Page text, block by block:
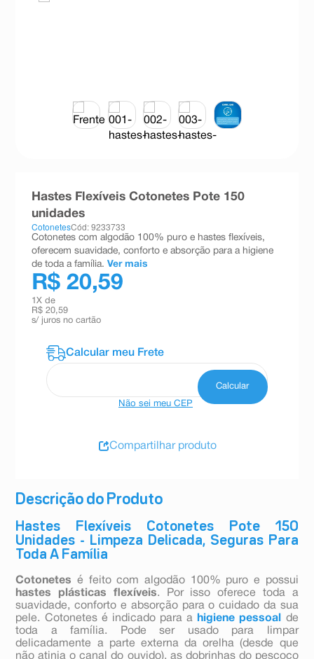
Descrição do Produto
Hastes Flexíveis Cotonetes Pote 150
Unidades - Limpeza Delicada, Seguras Para
Toda A Família
Cotonetes é feito com algodão 100% puro e possui
hastes plásticas flexíveis. Por isso oferece toda a
suavidade, conforto e absorção para o cuidado da sua
pele. Cotonetes é indicado para a higiene pessoal
de
toda a família. Pode ser usado para limpar
delicadamente a parte externa da orelha (desde que
não atinja o canal do ouvido), as dobrinhas do pescoço
Hastes Flexíveis Cotonetes Pote 150
unidades
CotonetesCód: 9233733
Cotonetes com algodão 100% puro e hastes flexíveis,
oferecem suavidade, conforto e absorção para a higiene
de toda a família. Ver mais
R$ 20,59
1 X de
R$ 20,59
s/ juros no cartão
Não sei meu CEP
Compartilhar produto